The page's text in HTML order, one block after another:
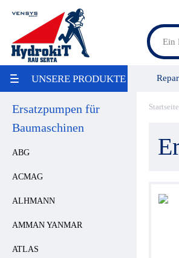
UNSERE PRODUKTE
Lösungen für Landmaschinen
Lösungen für Baumaschinen
LKW Bausätze
Industrie / Lebensmittelindustrie
Umweltschonung
Pumpen / Übersetzungsgetriebe
Filter
Hydraulikaggregate
Hydraulikspeicher
Vensys Gruppe
Ersatzpumpen für
Baumaschinen
ABG
ACMAG
ALHMANN
AMMAN YANMAR
ATLAS
Startseite